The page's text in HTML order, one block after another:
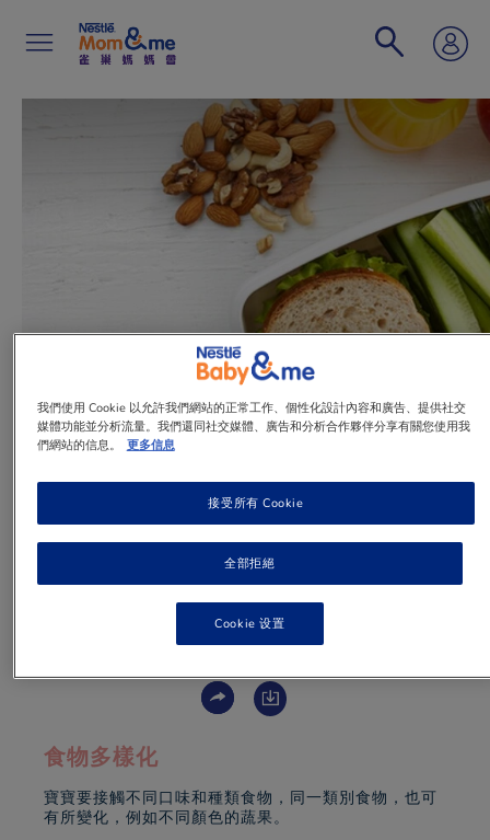
Search
文章
均衡營養餐單要點
食物多樣化
寶寶要接觸不同口味和種類食物，同一類別食物，也可
有所變化，例如不同顏色的蔬果。
我們使用 Cookie 以允許我們網站的正常工作、個性化設計內容和廣告、提供社交
媒體功能並分析流量。我們還同社交媒體、廣告和分析合作夥伴分享有關您使用我
們網站的信息。
更多信息
全部拒絕
接受所有 Cookie
Cookie 设置